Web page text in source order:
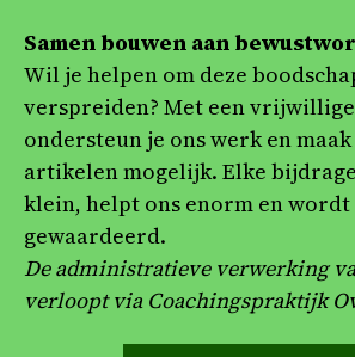
Samen bouwen aan
Wil je helpen om deze
verspreiden? Met een
ondersteun je ons werk en
artikelen mogelijk. Elke
klein, helpt ons enorm en
gewaardeerd.
De administratieve verwerking
verloopt via Coachingspraktijk